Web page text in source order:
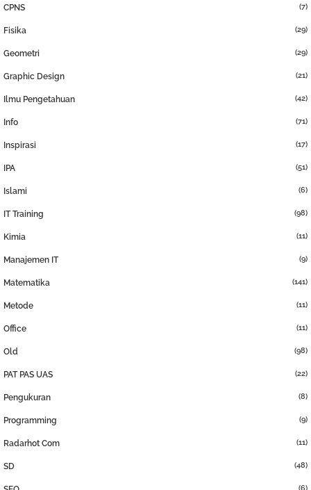
CPNS (7)
Fisika (29)
Geometri (29)
Graphic Design (21)
Ilmu Pengetahuan (42)
Info (71)
Inspirasi (17)
IPA (51)
Islami (6)
IT Training (98)
Kimia (11)
Manajemen IT (9)
Matematika (141)
Metode (11)
Office (11)
Old (98)
PAT PAS UAS (22)
Pengukuran (8)
Programming (9)
Radarhot Com (11)
SD (48)